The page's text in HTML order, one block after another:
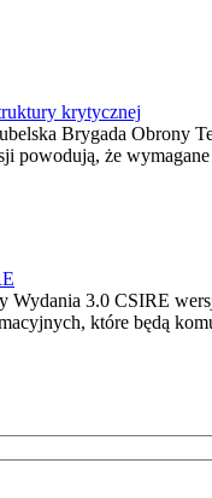
krytycznej
Brygada Obrony
powodują, że
Wydania 3.0 CSIRE
które będą